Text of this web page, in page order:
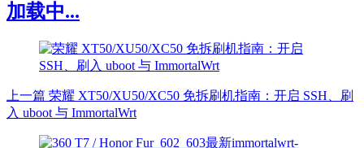
加载中...
上一篇 荣耀 XT50/XU50/XC50 免拆刷机指南：开启 SSH、刷
入 uboot 与 ImmortalWrt